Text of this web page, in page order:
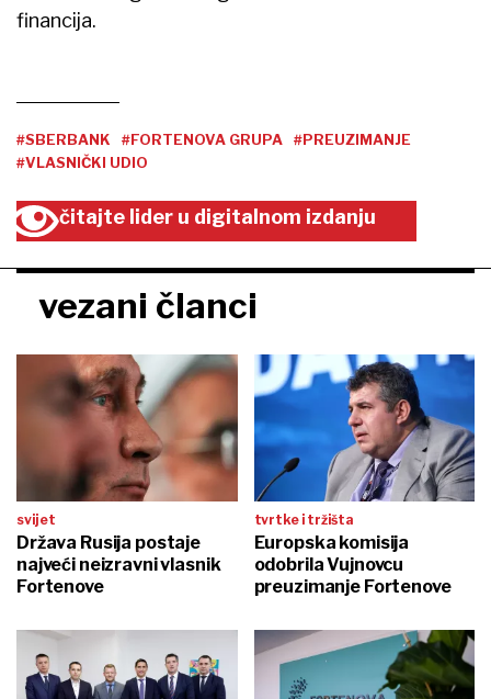
financija.
#SBERBANK #FORTENOVA GRUPA
#PREUZIMANJE
#VLASNIČKI UDIO
čitajte lider u digitalnom izdanju
vezani članci
svijet
Država Rusija postaje
najveći neizravni vlasnik
Fortenove
tvrtke i tržišta
Europska komisija
odobrila Vujnovcu
preuzimanje Fortenove